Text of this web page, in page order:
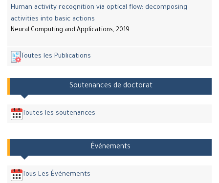
Human activity recognition via optical flow: decomposing
activities into basic actions
Neural Computing and Applications, 2019
Toutes les Publications
Soutenances de doctorat
Toutes les soutenances
Événements
Tous Les Événements